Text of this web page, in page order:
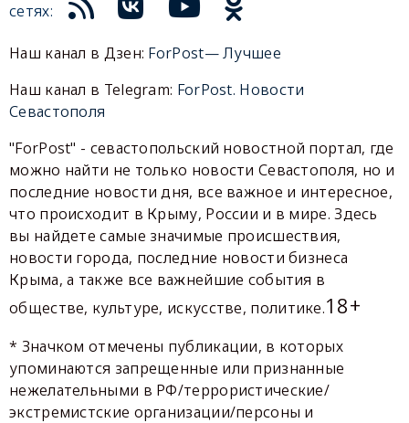
сетях:
Наш канал в Дзен: ForPost— Лучшее
Наш канал в Telegram: ForPost. Новости
Севастополя
"ForPost" - севастопольский новостной портал, где
можно найти не только новости Севастополя, но и
последние новости дня, все важное и интересное,
что происходит в Крыму, России и в мире. Здесь
вы найдете самые значимые происшествия,
новости города, последние новости бизнеса
Крыма, а также все важнейшие события в
обществе, культуре, искусстве, политике.18+
* Значком отмечены публикации, в которых
упоминаются запрещенные или признанные
нежелательными в РФ/террористические/
экстремистские организации/персоны и